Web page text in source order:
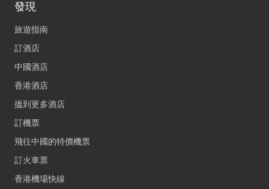
發現
旅遊指南
訂酒店
中國酒店
香港酒店
搵到更多酒店
訂機票
飛往中國的特價機票
訂火車票
香港機場快線